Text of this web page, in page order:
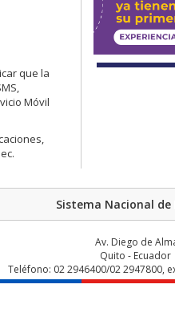
que la
Móvil
Sistema Nacional
Av. Diego de
Quito -
Teléfono: 02 2946400/02 2947800,